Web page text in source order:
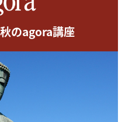
のagora講座